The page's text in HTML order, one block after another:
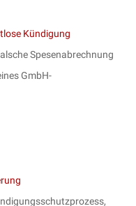
Kündigung
Spesenabrechnung
GmbH-